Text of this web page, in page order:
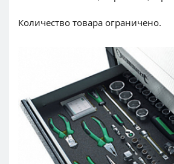
Количество товара ограничено.